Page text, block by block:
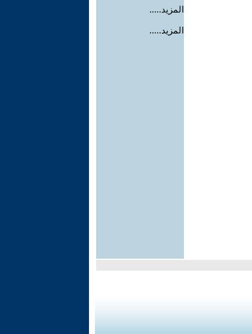
المزيد.....
المزيد.....